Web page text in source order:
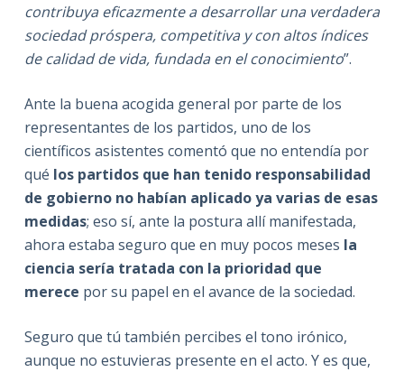
contribuya eficazmente a desarrollar una verdadera
sociedad próspera, competitiva y con altos índices
de calidad de vida, fundada en el conocimiento”.
Ante la buena acogida general por parte de los
representantes de los partidos, uno de los
científicos asistentes comentó que no entendía por
qué los partidos que han tenido responsabilidad
de gobierno no habían aplicado ya varias de esas
medidas; eso sí, ante la postura allí manifestada,
ahora estaba seguro que en muy pocos meses la
ciencia sería tratada con la prioridad que
merece por su papel en el avance de la sociedad.
Seguro que tú también percibes el tono irónico,
aunque no estuvieras presente en el acto. Y es que,